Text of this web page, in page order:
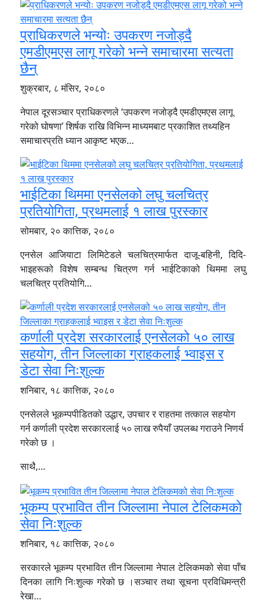
प्राधिकरणले भन्योः उपकरण नजोड्दै
एमडीएमएस लागू गरेको भन्ने समाचारमा सत्यता
छैन्
शुक्रबार, ८ मंसिर, २०८०
नेपाल दूरसञ्चार प्राधिकरणले ‘उपकरण नजोड्दै एमडीएमएस लागू
गरेको घोषणा’ शिर्षक राखि विभिन्न माध्यमबाट प्रकाशित तथ्यहिन
समाचारप्रति ध्यान आकृष्ट भएक…
भाईटिका थिममा एनसेलको लघु चलचित्र
प्रतियोगिता, प्रथमलाई १ लाख पुरस्कार
सोमबार, २० कात्तिक, २०८०
एनसेल आजियाटा लिमिटेडले चलचित्रमार्फत दाजू-बहिनी, दिदि-
भाइहरूको विशेष सम्बन्ध चित्रण गर्न भाईटिकाको थिममा लघु
चलचित्र प्रतियोगि…
कर्णाली प्रदेश सरकारलाई एनसेलको ५० लाख
सहयोग, तीन जिल्लाका ग्राहकलाई भ्वाइस र
डेटा सेवा निःशुल्क
शनिबार, १८ कात्तिक, २०८०
एनसेलले भूकम्पपीडितको उद्धार, उपचार र राहतमा तत्काल सहयोग
गर्न कर्णाली प्रदेश सरकारलाई ५० लाख रुपैयाँ उपलब्ध गराउने निणर्य
गरेको छ ।
साथै,…
भूकम्प प्रभावित तीन जिल्लामा नेपाल टेलिकमको
सेवा निःशुल्क
शनिबार, १८ कात्तिक, २०८०
सरकारले भूकम्प प्रभावित तीन जिल्लामा नेपाल टेलिकमको सेवा पाँच
दिनका लागि निःशुल्क गरेको छ ।सञ्चार तथा सूचना प्रविधिमन्त्री
रेखा…